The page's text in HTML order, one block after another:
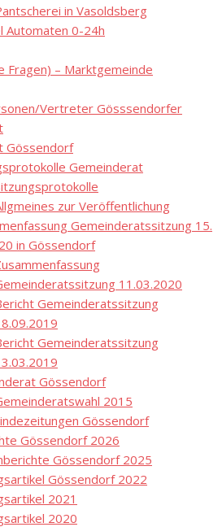
in Vasoldsberg
Automaten 0-24h
Fragen) – Marktgemeinde
Vertreter Gösssendorfer
Gössendorf
Gemeinderat
zur Veröffentlichung
Gemeinderatssitzung 15.
in Gössendorf
11.03.2020
Gemeinderatssitzung
Gemeinderatssitzung
Gössendorf
2015
Gössendorf
Gössendorf 2026
Gössendorf 2025
Gössendorf 2022
2021
2020